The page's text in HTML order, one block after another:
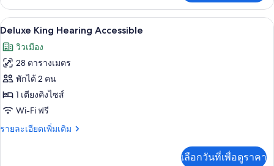
เกี่ยว
กับ
Corner
เปิด
ภาพถ่าย
ทั้งหมด
ของ
Deluxe
King
Hearing
Accessible
เครื่องนอนป้องกันสารก่อภูมิแพ้, ตู้นิรภั
6
Deluxe King Hearing Accessible
วิวเมือง
28 ตารางเมตร
พักได้ 2 คน
1 เตียงคิงไซส์
Wi-Fi ฟรี
รายละเอียดเพิ่มเติม
ราย
เลือกวันที่เพื่อดูราคา